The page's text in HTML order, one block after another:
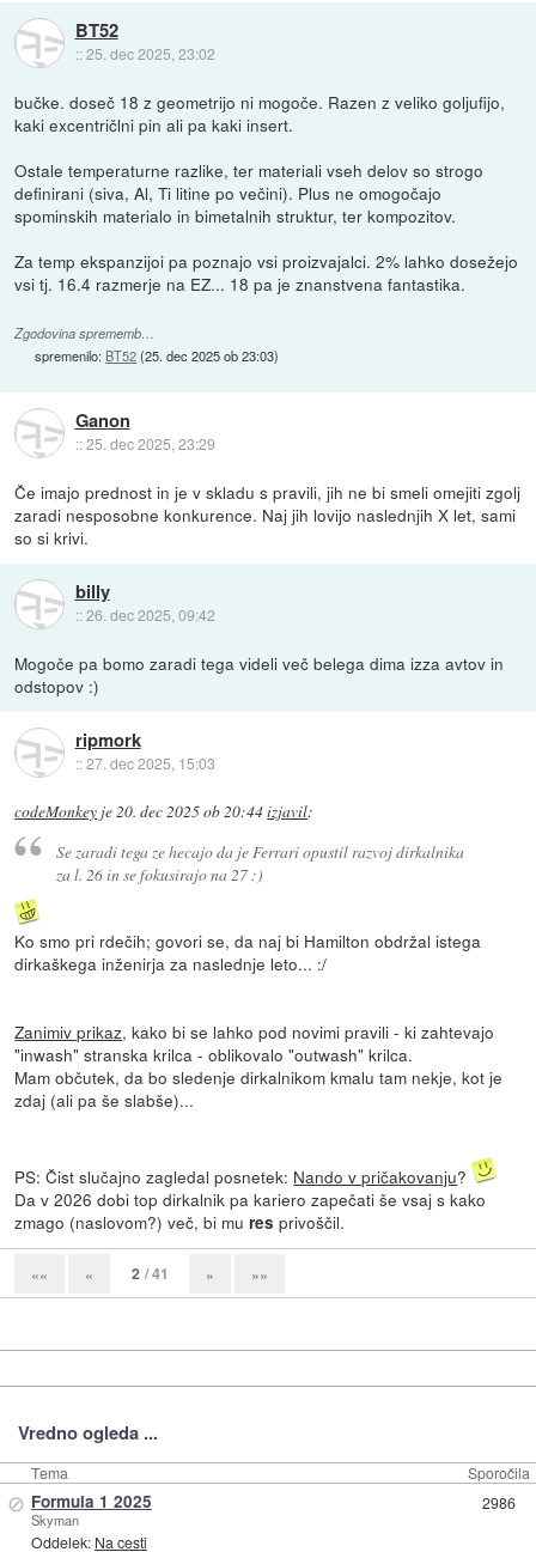
BT52
::25. dec 2025, 23:02
bučke. doseč 18 z geometrijo ni mogoče. Razen z veliko goljufijo,
kaki excentričlni pin ali pa kaki insert.
Ostale temperaturne razlike, ter materiali vseh delov so strogo
definirani (siva, Al, Ti litine po večini). Plus ne omogočajo
spominskih materialo in bimetalnih struktur, ter kompozitov.
Za temp ekspanzijoi pa poznajo vsi proizvajalci. 2% lahko dosežejo
vsi tj. 16.4 razmerje na EZ... 18 pa je znanstvena fantastika.
Zgodovina sprememb…
spremenilo: BT52(25. dec 2025 ob 23:03)
Ganon
::25. dec 2025, 23:29
Če imajo prednost in je v skladu s pravili, jih ne bi smeli omejiti zgolj
zaradi nesposobne konkurence. Naj jih lovijo naslednjih X let, sami
so si krivi.
billy
::26. dec 2025, 09:42
Mogoče pa bomo zaradi tega videli več belega dima izza avtov in
odstopov :)
ripmork
::27. dec 2025, 15:03
codeMonkey je20. dec 2025 ob 20:44izjavil:
Se zaradi tega ze hecajo da je Ferrari opustil razvoj dirkalnika
za l. 26 in se fokusirajo na 27 :)
Ko smo pri rdečih; govori se, da naj bi Hamilton obdržal istega
dirkaškega inženirja za naslednje leto... :/
Zanimiv prikaz, kako bi se lahko pod novimi pravili - ki zahtevajo
"inwash" stranska krilca - oblikovalo "outwash" krilca.
Mam občutek, da bo sledenje dirkalnikom kmalu tam nekje, kot je
zdaj (ali pa še slabše)...
PS: Čist slučajno zagledal posnetek: Nando v pričakovanju?
Da v 2026 dobi top dirkalnik pa kariero zapečati še vsaj s kako
zmago (naslovom?) več, bi mures privoščil.
«« « 2 / 41 » »»
Vredno ogleda ...
Tema Sporočila
⊘ Formula 1 2025
Skyman
Oddelek: Na cesti
2986